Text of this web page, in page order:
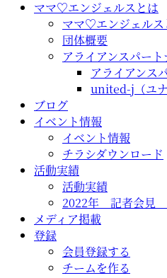
ママ♡エンジェルスとは
ママ♡エンジェルス
団体概要
アライアンスパート
アライアンス
united-j（ユナ
ブログ
イベント情報
イベント情報
チラシダウンロード
活動実績
活動実績
2022年 記者会見
メディア掲載
登録
会員登録する
チームを作る